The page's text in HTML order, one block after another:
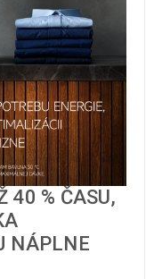
40 % ČASU,
NÁPLNE